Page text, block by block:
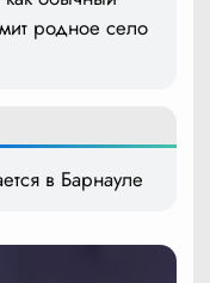
родное село
в Барнауле